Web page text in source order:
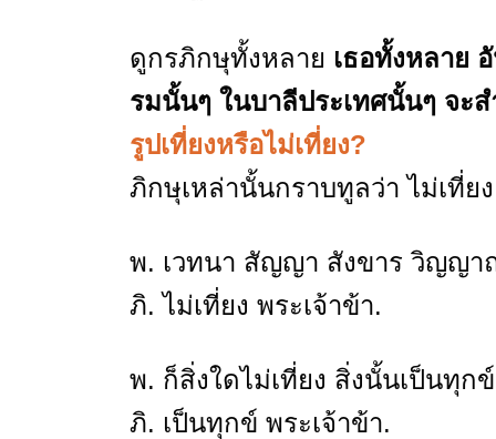
ดูกรภิกษุทั้งหลาย เธอทั้งหลาย
รมนั้นๆ ในบาลีประเทศนั้นๆ จะ
รูปเที่ยงหรือไม่เที่ยง?
ภิกษุเหล่านั้นกราบทูลว่า ไม่เที่ย
พ. เวทนา สัญญา สังขาร วิญญา
ภิ. ไม่เที่ยง พระเจ้าข้า.
พ. ก็สิ่งใดไม่เที่ยง สิ่งนั้นเป็นทุก
ภิ. เป็นทุกข์ พระเจ้าข้า.